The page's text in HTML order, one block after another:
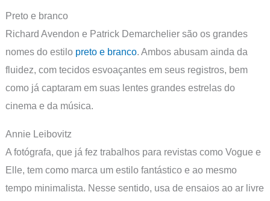
Preto e branco
Richard Avendon e Patrick Demarchelier são os grandes
nomes do estilo preto e branco. Ambos abusam ainda da
fluidez, com tecidos esvoaçantes em seus registros, bem
como já captaram em suas lentes grandes estrelas do
cinema e da música.
Annie Leibovitz
A fotógrafa, que já fez trabalhos para revistas como Vogue e
Elle, tem como marca um estilo fantástico e ao mesmo
tempo minimalista. Nesse sentido, usa de ensaios ao ar livre